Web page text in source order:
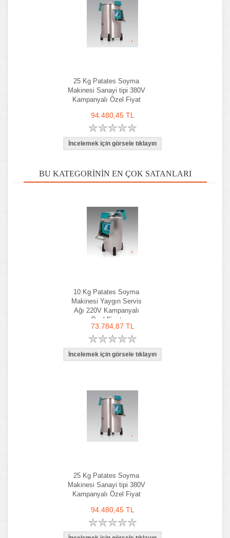
25 Kg Patates Soyma
Makinesi Sanayi tipi 380V
Kampanyalı Özel Fiyat
94.480,45 TL
BU KATEGORININ EN ÇOK SATANLARI
10 Kg Patates Soyma
Makinesi Yaygın Servis
Ağı 220V Kampanyalı
Özel Fiyat
73.784,87 TL
25 Kg Patates Soyma
Makinesi Sanayi tipi 380V
Kampanyalı Özel Fiyat
94.480,45 TL